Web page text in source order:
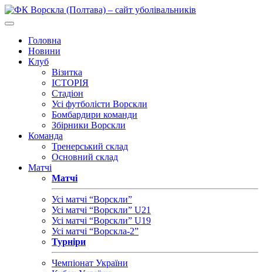
Головна
Новини
Клуб
Візитка
ІСТОРІЯ
Стадіон
Усі футболісти Ворскли
Бомбардири команди
Збірники Ворскли
Команда
Тренерський склад
Основний склад
Матчі
Матчі
Усі матчі “Ворскли”
Усі матчі “Ворскли” U21
Усі матчі “Ворскли” U19
Усі матчі “Ворскла-2”
Турніри
Чемпіонат України